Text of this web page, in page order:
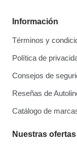
Información
Términos y
Política de
Consejos de
Reseñas de
Catálogo de
Nuestras ofertas